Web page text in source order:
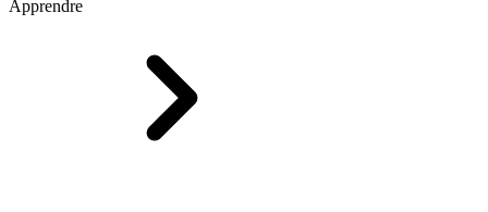
Apprendre